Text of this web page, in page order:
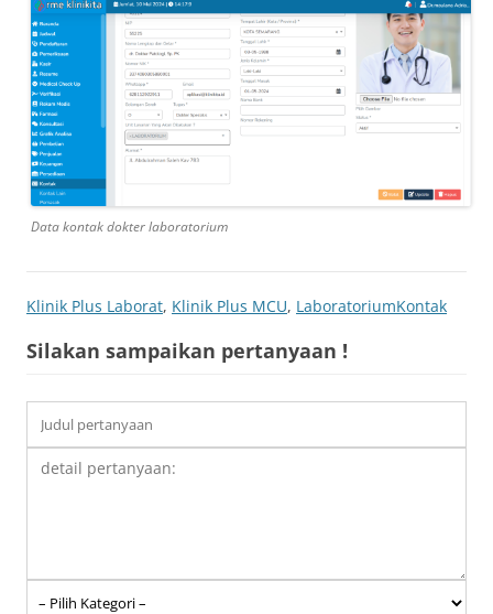
Data kontak dokter laboratorium
Klinik Plus Laborat, Klinik Plus MCU, LaboratoriumKontak
Silakan sampaikan pertanyaan !